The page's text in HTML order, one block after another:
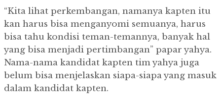
“Kita lihat perkembangan, namanya kapten itu
kan harus bisa menganyomi semuanya, harus
bisa tahu kondisi teman-temannya, banyak hal
yang bisa menjadi pertimbangan” papar yahya.
Nama-nama kandidat kapten tim yahya juga
belum bisa menjelaskan siapa-siapa yang masuk
dalam kandidat kapten.